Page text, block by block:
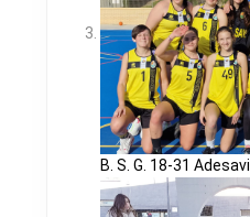
B. S. G. 18-31 Adesavi